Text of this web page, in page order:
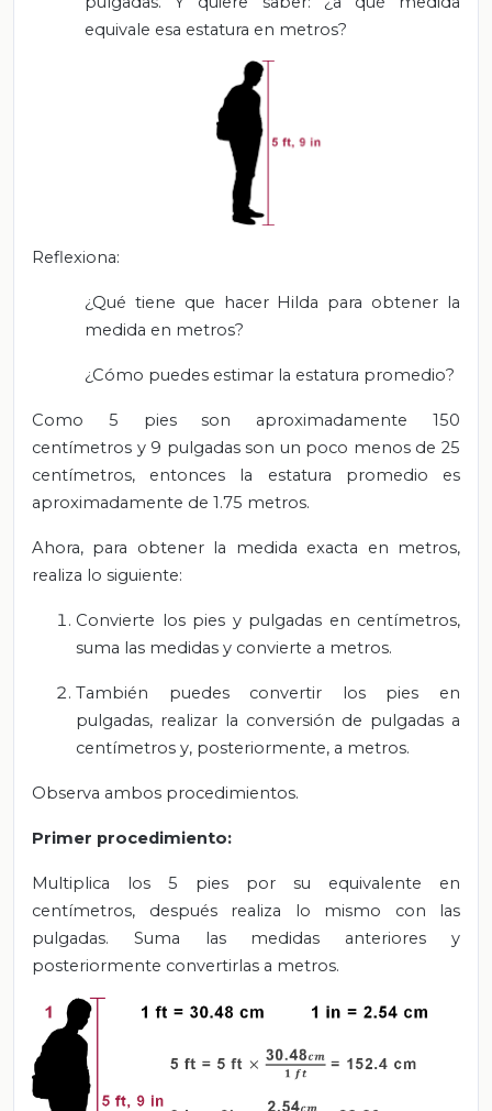
equivale esa estatura en metros?
Reflexiona:
¿Qué tiene que hacer Hilda para obtener la
medida en metros?
¿Cómo puedes estimar la estatura promedio?
Como 5 pies son aproximadamente 150
centímetros y 9 pulgadas son un poco menos de 25
centímetros, entonces la estatura promedio es
aproximadamente de 1.75 metros.
Ahora, para obtener la medida exacta en metros,
realiza lo siguiente:
Convierte los pies y pulgadas en centímetros,
suma las medidas y convierte a metros.
También puedes convertir los pies en
pulgadas, realizar la conversión de pulgadas a
centímetros y, posteriormente, a metros.
Observa ambos procedimientos.
Primer procedimiento:
Multiplica los 5 pies por su equivalente en
centímetros, después realiza lo mismo con las
pulgadas. Suma las medidas anteriores y
posteriormente convertirlas a metros.